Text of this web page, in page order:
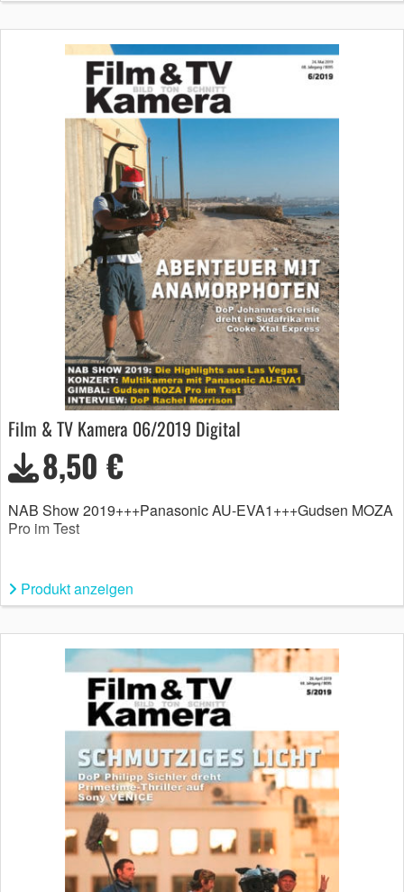
Film & TV Kamera 06/2019 Digital
8,50 €
NAB Show 2019+++Panasonic AU-EVA1+++Gudsen MOZA
Pro im Test
Produkt anzeigen